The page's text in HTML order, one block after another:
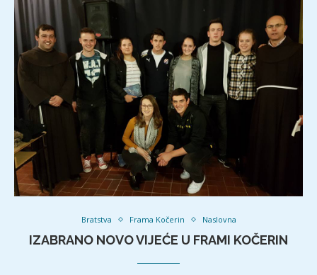
Bratstva Frama Kočerin Naslovna
IZABRANO NOVO VIJEĆE U FRAMI KOČERIN